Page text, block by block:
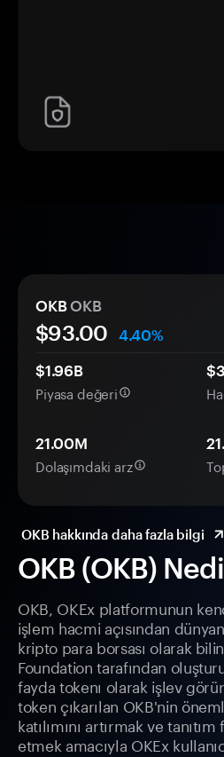
OKB (OKB)
OKB, OKEx platformunun
işlem hacmi açısından
kripto para borsası olarak
Foundation tarafından
fayda tokenı olarak işlev
token çıkarılan OKB'nin
katılımını artırmak ve
etmek amacıyla OKEx
OKBOKB
$93.00
4.40%
$1.96B
Piyasa değeri
21.00M
Dolaşımdaki arz
OKB hakkında daha fazla bilgi